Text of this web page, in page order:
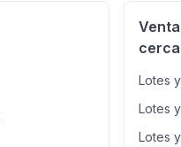
Lotes
Lotes
Lotes